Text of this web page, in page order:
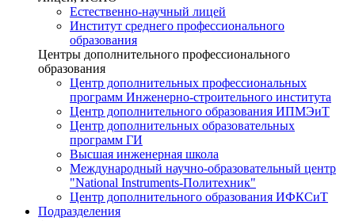
Естественно-научный лицей
Институт среднего профессионального
образования
Центры дополнительного профессионального
образования
Центр дополнительных профессиональных
программ Инженерно-строительного института
Центр дополнительного образования ИПМЭиТ
Центр дополнительных образовательных
программ ГИ
Высшая инженерная школа
Международный научно-образовательный центр
"National Instruments-Политехник"
Центр дополнительного образования ИФКСиТ
Подразделения